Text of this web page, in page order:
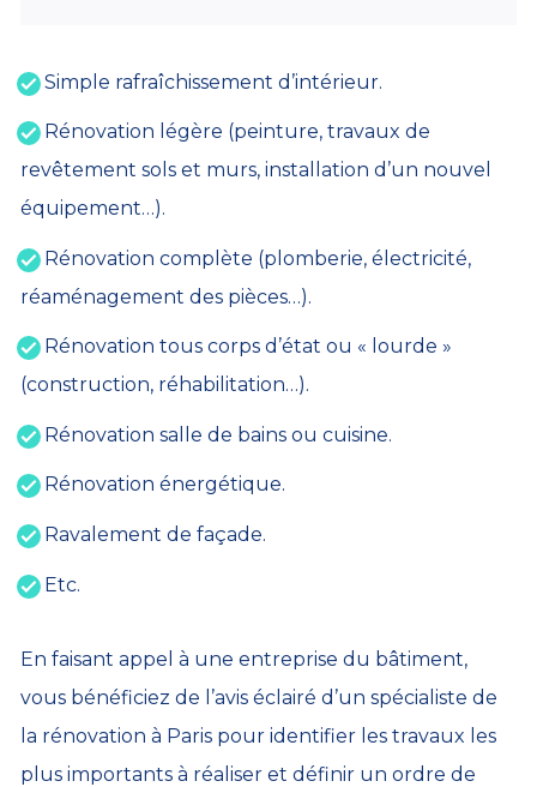
Simple rafraîchissement d’intérieur.
Rénovation légère (peinture, travaux de
revêtement sols et murs, installation d’un nouvel
équipement…).
Rénovation complète (plomberie, électricité,
réaménagement des pièces…).
Rénovation tous corps d’état ou « lourde »
(construction, réhabilitation…).
Rénovation salle de bains ou cuisine.
Rénovation énergétique.
Ravalement de façade.
Etc.
En faisant appel à une entreprise du bâtiment,
vous bénéficiez de l’avis éclairé d’un spécialiste de
la rénovation à Paris pour identifier les travaux les
plus importants à réaliser et définir un ordre de